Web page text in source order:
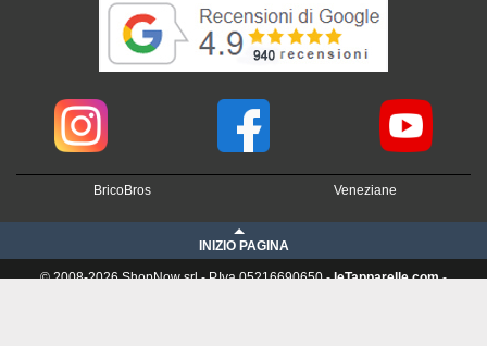
BricoBros Veneziane
INIZIO PAGINA
© 2008-2026 ShopNow srl - P.Iva 05216690650 -leTapparelle.com-